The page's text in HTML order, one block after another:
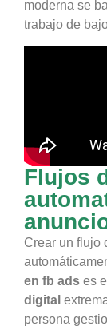
moderna se
trabajo de
Flujos
Crear un flujo
en fb ads es
digital
persona